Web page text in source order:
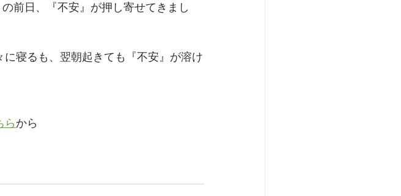
前日、『不安』が押し寄せてきまし
に寝るも、翌朝起きても『不安』が溶け
ら から